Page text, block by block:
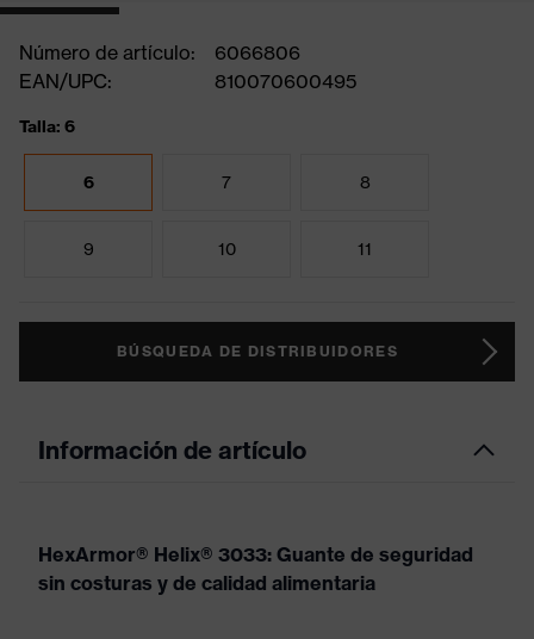
Número de artículo:
6066806
EAN/UPC:
810070600495
Talla: 6
6 7 8
9 10 11
BÚSQUEDA DE DISTRIBUIDORES
Información de artículo
HexArmor® Helix® 3033: Guante de seguridad
sin costuras y de calidad alimentaria